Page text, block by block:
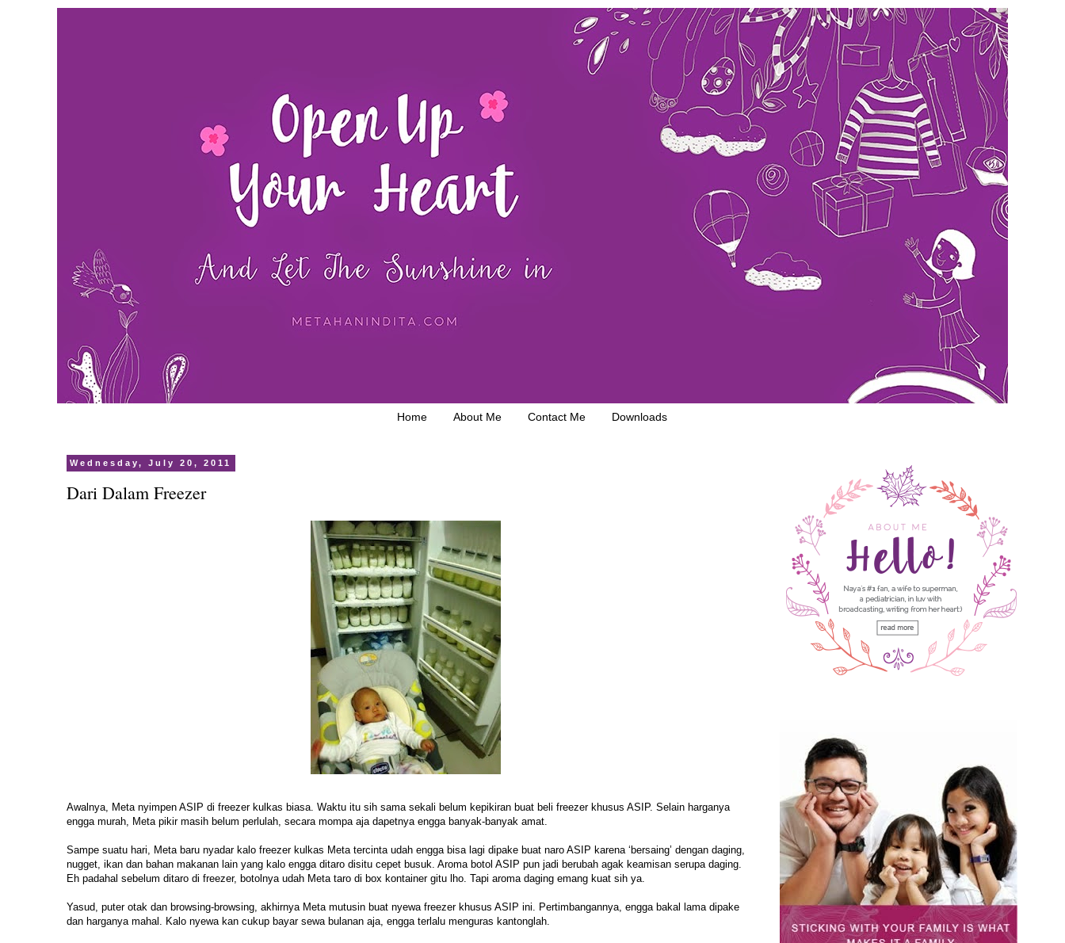
Home About Me Contact Me Downloads
Wednesday, July 20, 2011
Dari Dalam Freezer
Awalnya, Meta nyimpen ASIP di freezer kulkas biasa. Waktu itu sih sama sekali belum kepikiran buat beli freezer khusus ASIP. Selain harganya
engga murah, Meta pikir masih belum perlulah, secara mompa aja dapetnya engga banyak-banyak amat.
Sampe suatu hari, Meta baru nyadar kalo freezer kulkas Meta tercinta udah engga bisa lagi dipake buat naro ASIP karena ‘bersaing’ dengan daging,
nugget, ikan dan bahan makanan lain yang kalo engga ditaro disitu cepet busuk. Aroma botol ASIP pun jadi berubah agak keamisan serupa daging.
Eh padahal sebelum ditaro di freezer, botolnya udah Meta taro di box kontainer gitu lho. Tapi aroma daging emang kuat sih ya.
Yasud, puter otak dan browsing-browsing, akhirnya Meta mutusin buat nyewa freezer khusus ASIP ini. Pertimbangannya, engga bakal lama dipake
dan harganya mahal. Kalo nyewa kan cukup bayar sewa bulanan aja, engga terlalu menguras kantonglah.